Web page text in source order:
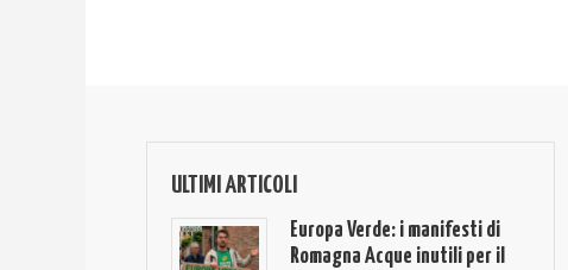
ULTIMI ARTICOLI
Europa Verde: i manifesti di
Romagna Acque inutili per il